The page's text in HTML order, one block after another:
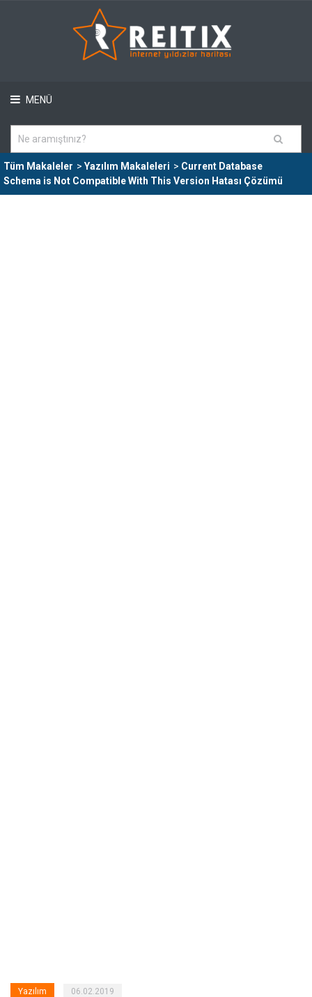
MENÜ
Tüm Makaleler > Yazılım Makaleleri > Current Database
Schema is Not Compatible With This Version Hatası Çözümü
Yazılım 06.02.2019